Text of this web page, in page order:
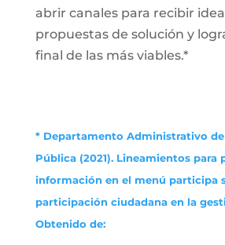
abrir canales para recibir
propuestas de solución y
final de las más viables.*
* Departamento Administrativo
Pública (2021). Lineamientos para
información en el menú participa
participación ciudadana en la
Obtenido de: